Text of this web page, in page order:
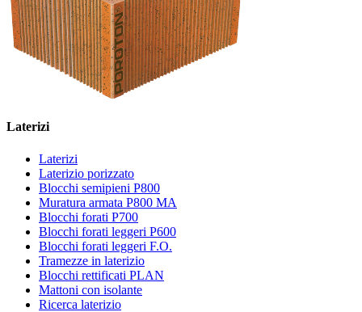
Laterizi
Laterizi
Laterizio porizzato
Blocchi semipieni P800
Muratura armata P800 MA
Blocchi forati P700
Blocchi forati leggeri P600
Blocchi forati leggeri F.O.
Tramezze in laterizio
Blocchi rettificati PLAN
Mattoni con isolante
Ricerca laterizio